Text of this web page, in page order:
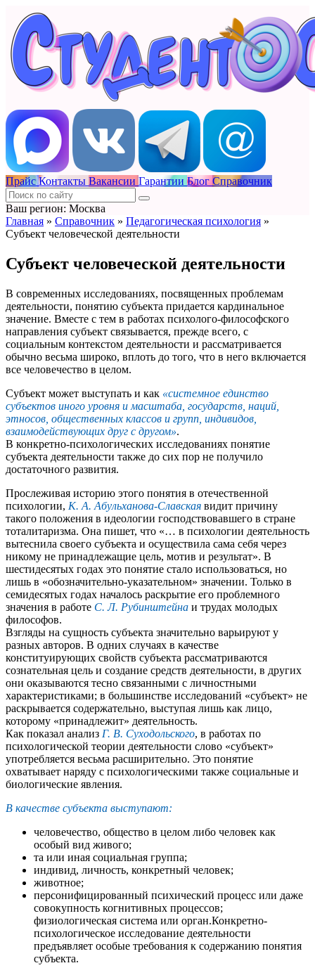
Прайс Контакты Вакансии Гарантии Блог Справочник
Ваш регион: Москва
Главная » Справочник » Педагогическая психология »
Субъект человеческой деятельности
Субъект человеческой деятельности
В современных исследованиях, посвященных проблемам
деятельности, понятию субъекта придается кардинальное
значение. Вместе с тем в работах психолого-философского
направления субъект связывается, прежде всего, с
социальным контекстом деятельности и рассматривается
обычно весьма широко, вплоть до того, что в него включается
все человечество в целом.
Субъект может выступать и как «системное единство
субъектов иного уровня и масштаба, государств, наций,
этносов, общественных классов и групп, индивидов,
взаимодействующих друг с другом».
В конкретно-психологических исследованиях понятие
субъекта деятельности также до сих пор не получило
достаточного развития.
Прослеживая историю этого понятия в отечественной
психологии, К. А. Абульханова-Славская видит причину
такого положения в идеологии господствовавшего в стране
тоталитаризма. Она пишет, что «… в психологии деятельность
вытеснила своего субъекта и осуществила сама себя через
никому не принадлежащие цель, мотив и результат». В
шестидесятых годах это понятие стало использоваться, но
лишь в «обозначительно-указательном» значении. Только в
семидесятых годах началось раскрытие его проблемного
значения в работе С. Л. Рубинштейна и трудах молодых
философов.
Взгляды на сущность субъекта значительно варьируют у
разных авторов. В одних случаях в качестве
конституирующих свойств субъекта рассматриваются
сознательная цель и создание средств деятельности, в других
они оказываются тесно связанными с личностными
характеристиками; в большинстве исследований «субъект» не
раскрывается содержательно, выступая лишь как лицо,
которому «принадлежит» деятельность.
Как показал анализ Г. В. Суходольского, в работах по
психологической теории деятельности слово «субъект»
употребляется весьма расширительно. Это понятие
охватывает наряду с психологическими также социальные и
биологические явления.
В качестве субъекта выступают:
человечество, общество в целом либо человек как
особый вид живого;
та или иная социальная группа;
индивид, личность, конкретный человек;
животное;
персонифицированный психический процесс или даже
совокупность когнитивных процессов;
физиологическая система или орган.Конкретно-
психологическое исследование деятельности
предъявляет особые требования к содержанию понятия
субъекта.